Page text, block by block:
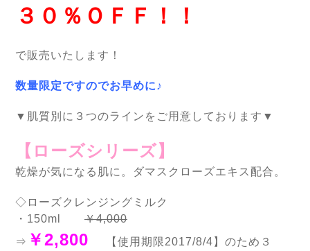
３０％ＯＦＦ！！
で販売いたします！
数量限定ですのでお早めに♪
▼肌質別に３つのラインをご用意しております▼
【ローズシリーズ】
乾燥が気になる肌に。ダマスクローズエキス配合。
◇ローズクレンジングミルク
・150ml ￥4,000
⇒ ￥2,800
【使用期限2017/8/4】のため３